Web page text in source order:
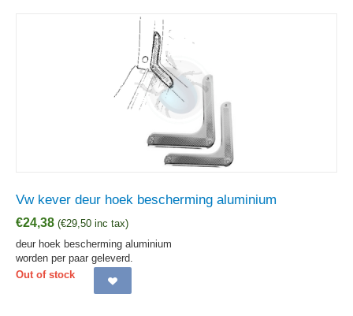
Vw kever deur hoek bescherming aluminium
€24,38 (€29,50 inc tax)
deur hoek bescherming aluminium
worden per paar geleverd.
Out of stock